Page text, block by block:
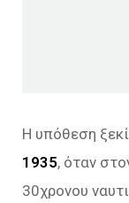
Η υπόθεση
1935, όταν
30χρονου